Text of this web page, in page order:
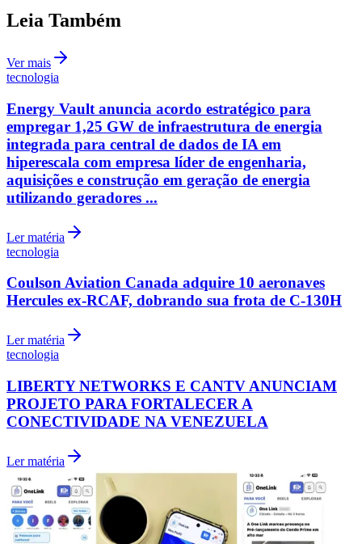
Internacional
Em Alta
OneLink lança primeira rede social para o setor condominial